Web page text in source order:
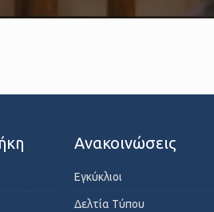
Ανακοινώσεις
Εγκύκλιοι
Δελτία Τύπου